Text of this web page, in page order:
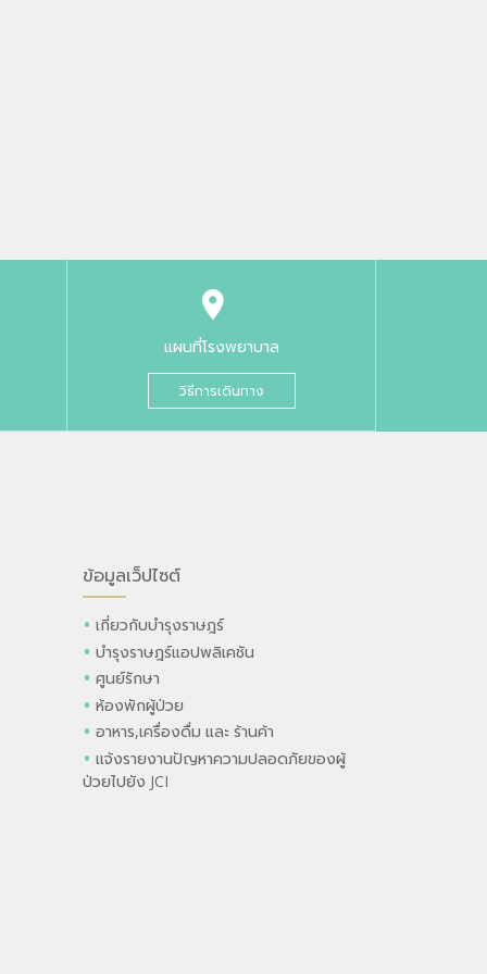
แผนที่โรงพยาบาล
วิธีการเดินทาง
ข้อมูลเว็ปไซต์
เกี่ยวกับบำรุงราษฎร์
บำรุงราษฎร์แอปพลิเคชัน
ศูนย์รักษา
ห้องพักผู้ป่วย
อาหาร,เครื่องดื่ม และ ร้านค้า
แจ้งรายงานปัญหาความปลอดภัยของผู้
ป่วยไปยัง JCI